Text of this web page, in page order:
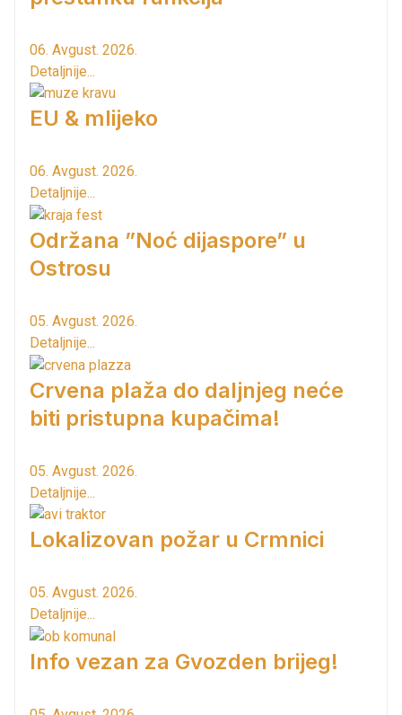
06. Avgust. 2026.
Detaljnije...
EU & mlijeko
06. Avgust. 2026.
Detaljnije...
Održana ”Noć dijaspore” u
Ostrosu
05. Avgust. 2026.
Detaljnije...
Crvena plaža do daljnjeg neće
biti pristupna kupačima!
05. Avgust. 2026.
Detaljnije...
Lokalizovan požar u Crmnici
05. Avgust. 2026.
Detaljnije...
Info vezan za Gvozden brijeg!